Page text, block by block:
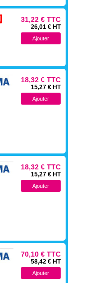
31,22 € TTC
26,01 € HT
18,32 € TTC
15,27 € HT
18,32 € TTC
15,27 € HT
70,10 € TTC
58,42 € HT